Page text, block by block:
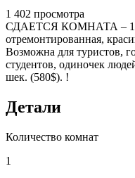
1 402 просмотра
СДАЕТСЯ КОМНАТА – 1-
отремонтированная,
Возможна для туристов,
студентов, одиночек
шек. (580$). !
Детали
Количество комнат
1